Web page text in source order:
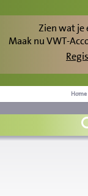
Zien wat je
Maak nu VWT-
Home